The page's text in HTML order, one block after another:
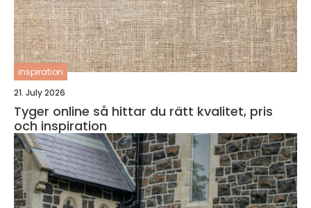
inspiration
21. July 2026
Tyger online så hittar du rätt kvalitet, pris
och inspiration